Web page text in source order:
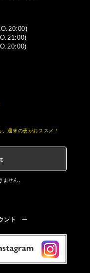
週末の夜がおススメ！
せん。
ント